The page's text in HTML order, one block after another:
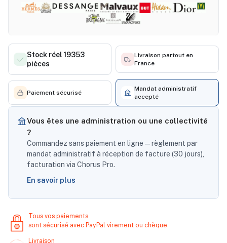
Stock réel 19353
pièces
Livraison partout en
France
Paiement sécurisé
Mandat administratif
accepté
Vous êtes une administration ou une collectivité
?
Commandez sans paiement en ligne — règlement par
mandat administratif à réception de facture (30 jours),
facturation via Chorus Pro.
En savoir plus
Tous vos paiements
sont sécurisé avec PayPal virement ou chèque
Livraison